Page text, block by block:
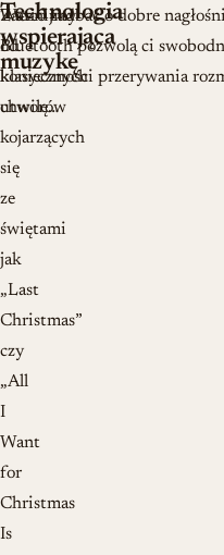
Zacznijmy
od
klasycznych
utworów
kojarzących
się
ze
świętami
jak
„Last
Christmas”
czy
„All
I
Want
for
Christmas
Is
Technologia
wspierająca
muzykę
Warto zadbać o dobre
Bluetooth pozwolą ci
konieczności przerywania
chwilę…